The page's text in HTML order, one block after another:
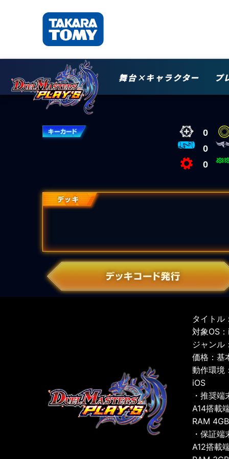
舞台×キャラクター プ
0
0
0
タイトル
対象OS
ジャンル
価格：基
動作環境
iOS
・推奨端
A14搭載
RAM
・保証端
A12搭載